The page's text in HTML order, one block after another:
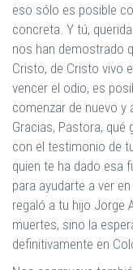
eso sólo es posible
concreta. Y tú,
nos han demostrado
Cristo, de Cristo vivo
vencer el odio, es
comenzar de nuevo y
Gracias, Pastora,
con el testimonio de
quien te ha dado esa
para ayudarte a ver
regaló a tu hijo Jorge
muertes, sino la
definitivamente en